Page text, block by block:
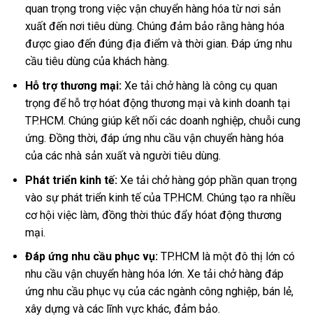
quan trọng trong việc vận chuyển hàng hóa từ nơi sản
xuất đến nơi tiêu dùng. Chúng đảm bảo rằng hàng hóa
được giao đến đúng địa điểm và thời gian. Đáp ứng nhu
cầu tiêu dùng của khách hàng.
Hỗ trợ thương mại:Xe tải chở hàng là công cụ quan
trọng để hỗ trợ hóat động thương mại và kinh doanh tại
TP.HCM. Chúng giúp kết nối các doanh nghiệp, chuỗi cung
ứng. Đồng thời, đáp ứng nhu cầu vận chuyển hàng hóa
của các nhà sản xuất và người tiêu dùng.
Phát triển kinh tế:Xe tải chở hàng góp phần quan trọng
vào sự phát triển kinh tế của TP.HCM. Chúng tạo ra nhiều
cơ hội việc làm, đồng thời thúc đẩy hóat động thương
mại.
Đáp ứng nhu cầu phục vụ:TP.HCM là một đô thị lớn có
nhu cầu vận chuyển hàng hóa lớn. Xe tải chở hàng đáp
ứng nhu cầu phục vụ của các ngành công nghiệp, bán lẻ,
xây dựng và các lĩnh vực khác, đảm bảo.